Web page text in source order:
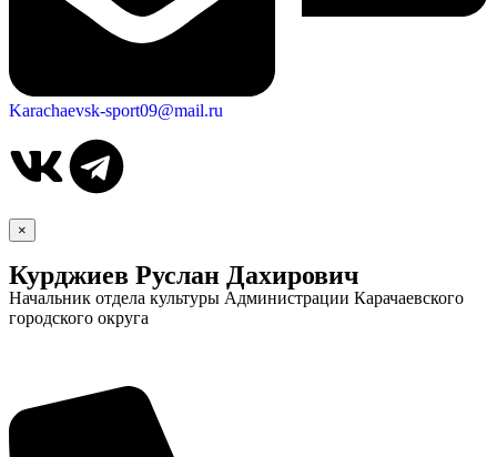
Karachaevsk-sport09@mail.ru
×
Курджиев Руслан Дахирович
Начальник отдела культуры Администрации Карачаевского
городского округа